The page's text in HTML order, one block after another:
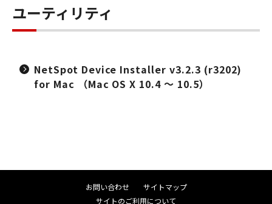
ユーティリティ
NetSpot Device Installer v3.2.3 (r3202)
for Mac （Mac OS X 10.4 ～ 10.5）
お問い合わせ
サイトマップ
サイトのご利用について